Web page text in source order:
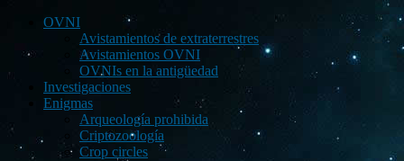
OVNI
Avistamientos de extraterrestres
Avistamientos OVNI
OVNIs en la antigüedad
Investigaciones
Enigmas
Arqueología prohibida
Criptozoología
Crop circles